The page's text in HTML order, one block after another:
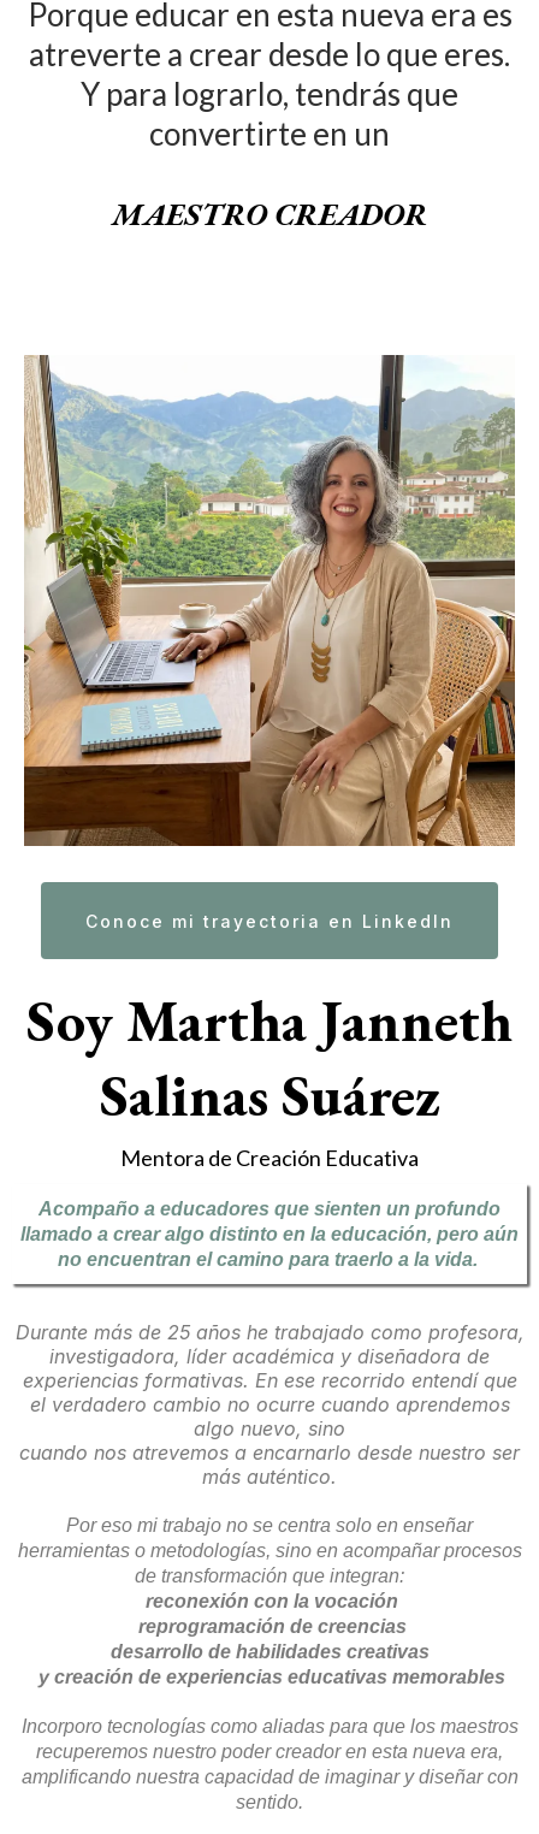
Porque educar en esta nueva era es
atreverte a crear desde lo que eres.
Y para lograrlo, tendrás que
convertirte en un
MAESTRO CREADOR
Conoce mi trayectoria en LinkedIn
Soy Martha Janneth
Salinas Suárez
Mentora de Creación Educativa
Acompaño a educadores que sienten un profundo
llamado a crear algo distinto en la educación, pero aún
no encuentran el camino para traerlo a la vida.
Durante más de 25 años he trabajado como profesora,
investigadora, líder académica y diseñadora de
experiencias formativas. En ese recorrido entendí que
el verdadero cambio no ocurre cuando aprendemos
algo nuevo, sino
cuando nos atrevemos a encarnarlo desde nuestro ser
más auténtico.
Por eso mi trabajo no se centra solo en enseñar
herramientas o metodologías, sino en acompañar procesos
de transformación que integran:
reconexión con la vocación
reprogramación de creencias
desarrollo de habilidades creativas
y creación de experiencias educativas memorables
Incorporo tecnologías como aliadas para que los maestros
recuperemos nuestro poder creador en esta nueva era,
amplificando nuestra capacidad de imaginar y diseñar con
sentido.